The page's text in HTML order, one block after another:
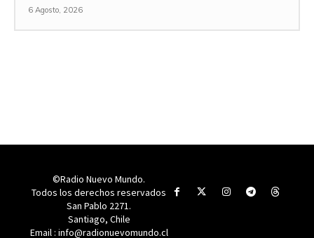
6 Agosto, 2026
©Radio Nuevo Mundo.
Todos los derechos reservados
San Pablo 2271.
Santiago, Chile
Email : info@radionuevomundo.cl